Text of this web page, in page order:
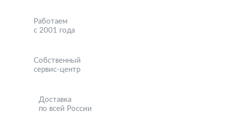
Работаем
с 2001 года
Собственный
сервис-центр
Доставка
по всей России